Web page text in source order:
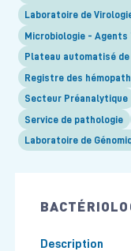
Laboratoire de
Microbiologie - Agents
Plateau automatisé de
Registre des
Secteur Préanalytique
Service de pathologie
Laboratoire de
Description